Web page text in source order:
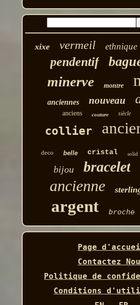
xixe vermeil ethnique
pendentif
minerve montre
anciennes nouveau
anciens couture siècle
collier
deco belle cristal solid
bijou bracelet
ancienne
argent broche
Page
Contactez
Politique de
Conditions